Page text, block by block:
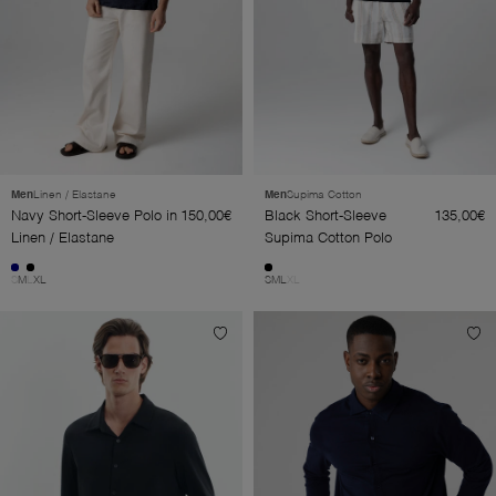
Men Linen / Elastane
Navy Short-Sleeve Polo in
Linen / Elastane
150,00€
M XL
MenSupima Cotton
Black Short-Sleeve
Supima Cotton Polo
135,00€
SM